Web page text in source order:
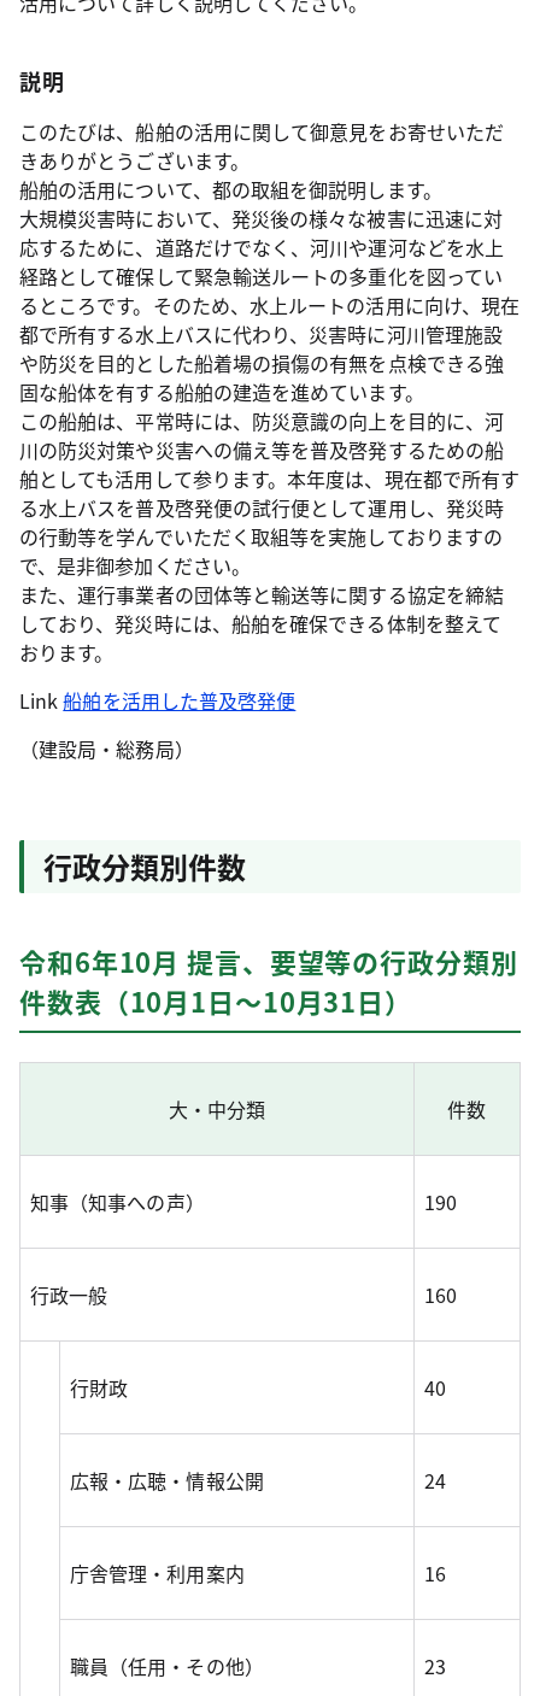
説明
このたびは、船舶の活用に関して御意見をお寄せいただ
きありがとうございます。
船舶の活用について、都の取組を御説明します。
大規模災害時において、発災後の様々な被害に迅速に対
応するために、道路だけでなく、河川や運河などを水上
経路として確保して緊急輸送ルートの多重化を図ってい
るところです。そのため、水上ルートの活用に向け、現在
都で所有する水上バスに代わり、災害時に河川管理施設
や防災を目的とした船着場の損傷の有無を点検できる強
固な船体を有する船舶の建造を進めています。
この船舶は、平常時には、防災意識の向上を目的に、河
川の防災対策や災害への備え等を普及啓発するための船
舶としても活用して参ります。本年度は、現在都で所有す
る水上バスを普及啓発便の試行便として運用し、発災時
の行動等を学んでいただく取組等を実施しておりますの
で、是非御参加ください。
また、運行事業者の団体等と輸送等に関する協定を締結
しており、発災時には、船舶を確保できる体制を整えて
おります。
Link船舶を活用した普及啓発便
（建設局・総務局）
行政分類別件数
令和6年10月 提言、要望等の行政分類別
件数表（10月1日～10月31日）
大・中分類 件数
知事（知事への声） 190
行政一般 160
行財政 40
広報・広聴・情報公開 24
庁舎管理・利用案内 16
職員（任用・その他） 23